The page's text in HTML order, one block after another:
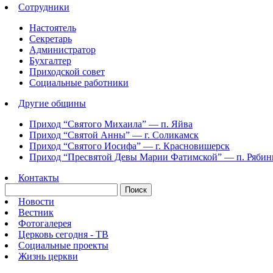
Сотрудники
Настоятель
Секретарь
Администратор
Бухгалтер
Приходской совет
Социальные работники
Другие общины
Приход “Святого Михаила” — п. Яйва
Приход “Святой Анны” — г. Соликамск
Приход “Святого Иосифа” — г. Красновишерск
Приход “Пресвятой Девы Марии Фатимской” — п.
Контакты
Новости
Вестник
Фотогалерея
Церковь сегодня - ТВ
Социальные проекты
Жизнь церкви